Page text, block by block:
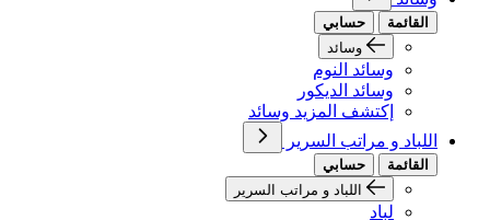
القائمة
حسابي
وسائد
وسائد النوم
وسائد الديكور
إكتشف المزيد وسائد
اللباد و مراتب السرير
القائمة
حسابي
اللباد و مراتب السرير
لباد